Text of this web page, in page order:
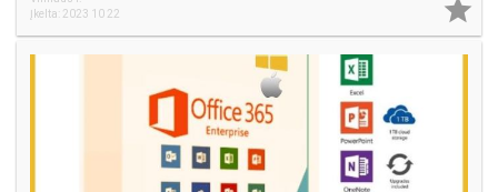
Įkelta: 2023 10 22
